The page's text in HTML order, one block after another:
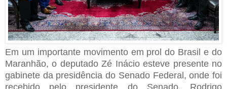
Em um importante movimento em prol do Brasil e do
Maranhão, o deputado Zé Inácio esteve presente no
gabinete da presidência do Senado Federal, onde foi
recebido pelo presidente do Senado, Rodrigo